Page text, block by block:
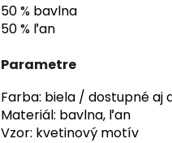
50 % bavlna
50 % ľan
Parametre
Farba: biela / dostupné
Materiál: bavlna, ľan
Vzor: kvetinový motív